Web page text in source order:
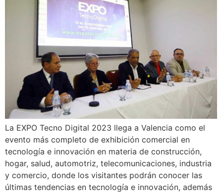
La EXPO Tecno Digital 2023 llega a Valencia como el
evento más completo de exhibición comercial en
tecnología e innovación en materia de construcción,
hogar, salud, automotriz, telecomunicaciones, industria
y comercio, donde los visitantes podrán conocer las
últimas tendencias en tecnología e innovación, además